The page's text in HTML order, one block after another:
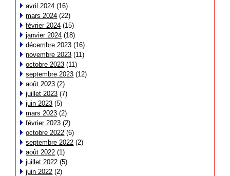
avril 2024 (16)
mars 2024 (22)
février 2024 (15)
janvier 2024 (18)
décembre 2023 (16)
novembre 2023 (11)
octobre 2023 (11)
septembre 2023 (12)
août 2023 (2)
juillet 2023 (7)
juin 2023 (5)
mars 2023 (2)
février 2023 (2)
octobre 2022 (6)
septembre 2022 (2)
août 2022 (1)
juillet 2022 (5)
juin 2022 (2)